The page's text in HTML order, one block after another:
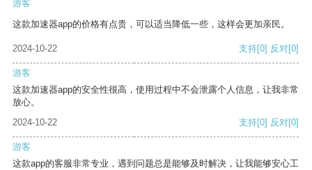
游客
这款加速器app的价格有点贵，可以适当降低一些，这样会更加亲民。
2024-10-22 支持[0] 反对[0]
游客
这款加速器app的安全性很高，使用过程中不会泄露个人信息，让我非常
放心。
2024-10-22
支持[0] 反对[0]
游客
这款app的客服非常专业，遇到问题总是能够及时解决，让我能够安心工